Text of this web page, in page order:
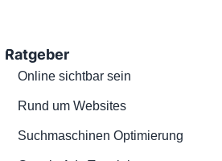
Ratgeber
Online sichtbar sein
Rund um Websites
Suchmaschinen Optimierung